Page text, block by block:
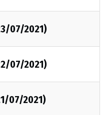
07/2021)
07/2021)
07/2021)